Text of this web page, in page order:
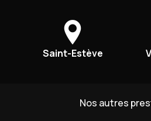
Saint-Estève
Nos autres